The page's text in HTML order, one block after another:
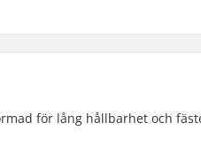
för lång hållbarhet och